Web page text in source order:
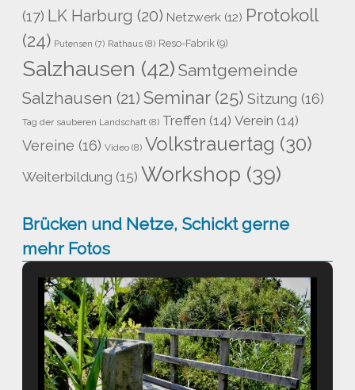
(17) LK Harburg (20) Netzwerk (12) Protokoll
(24) Putensen (7) Rathaus (8) Reso-Fabrik (9)
Salzhausen (42) Samtgemeinde
Salzhausen (21) Seminar(25) Sitzung (16)
Tag der sauberen Landschaft (8) Treffen (14) Verein (14)
Vereine (16) Video (8) Volkstrauertag (30)
Weiterbildung (15) Workshop (39)
Brücken und Netze, Schickt gerne
mehr Fotos